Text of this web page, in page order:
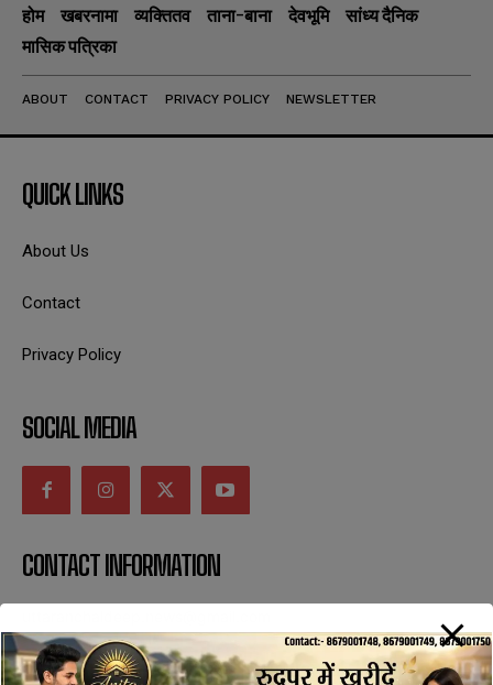
होम खबरनामा व्यक्तितव ताना-बाना देवभूमि
सांध्य दैनिक
मासिक पत्रिका
ABOUT CONTACT PRIVACY POLICY NEWSLETTER
QUICK LINKS
About Us
Contact
Privacy Policy
SOCIAL MEDIA
CONTACT INFORMATION
SUBSCRIBE NOW